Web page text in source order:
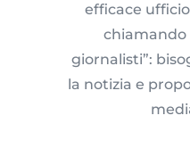
efficace
chiamando
giornalisti”:
la notizia e